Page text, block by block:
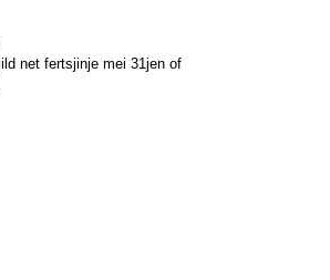
net fertsjinje mei 31jen of